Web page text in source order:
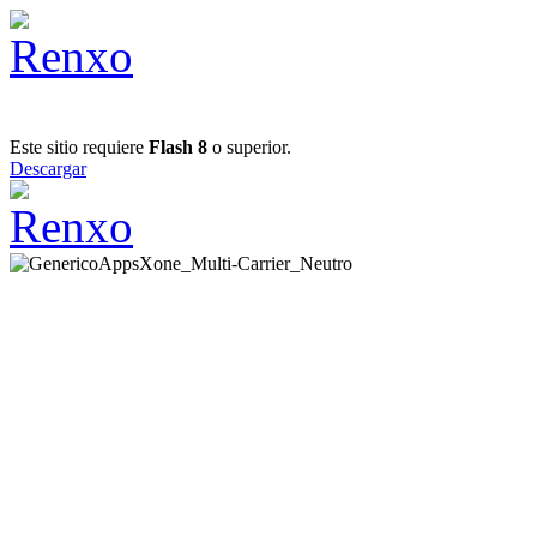
Este sitio requiere Flash 8 o superior.
Descargar